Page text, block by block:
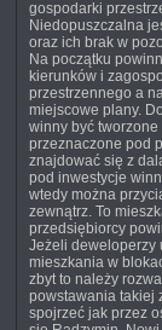
gospodarki
Niedopuszczalna
oraz ich brak w
Na początku
kierunków i
przestrzennego a
miejscowe plany.
winny być
przeznaczone pod
znajdować się z
pod inwestycje
wtedy można
zewnątrz. To
przedsiębiorcy
Jeżeli deweloperzy
mieszkania w
zbyt to należy
powstawania takiej
spojrzeć jak przez